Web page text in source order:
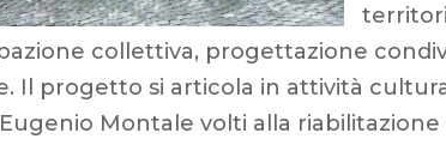
collettiva, progettazione
Il progetto si articola in attività
Eugenio Montale volti alla